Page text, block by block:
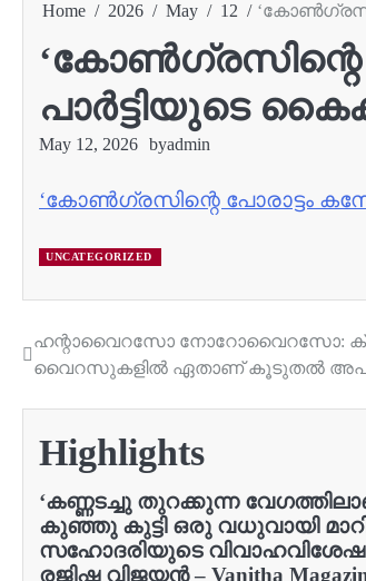
Home 2026 May 12
‘കോണ്‍ഗ്രസിന്റെ
പാർട്ടിയുടെ
May 12, 2026 byadmin
‘കോണ്‍ഗ്രസിന്റെ പോരാട്ടം
UNCATEGORIZED
Post
navigation
ഹന്റാവൈറസോ നോറോവൈറസോ:
വൈറസുകളിൽ ഏതാണ് കൂടുതൽ
Highlights
‘കണ്ണടച്ചു തുറക്കുന്ന
കുഞ്ഞു കുട്ടി ഒരു വധുവായി
സഹോദരിയുടെ
രജിഷ വിജയൻ – Vanitha